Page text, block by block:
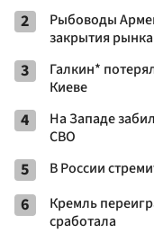
2
Рыбоводы
закрытия
3
Галкин*
Киеве
4
На Западе
СВО
5 В России
6
Кремль
сработала